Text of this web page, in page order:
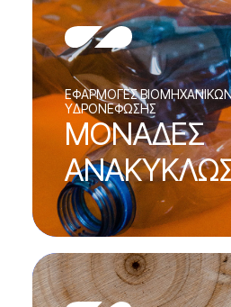
EΦΑΡΜΟΓΕΣ
ΥΔΡΟΝΕΦΩΣΗΣ
ΜΟΝΑΔΕΣ